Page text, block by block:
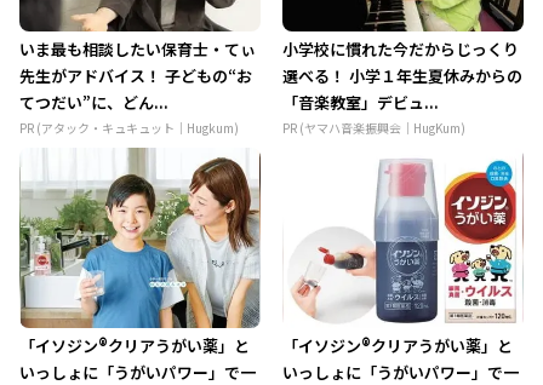
いま最も相談したい保育士・てぃ
先生がアドバイス！ 子どもの“お
てつだい”に、どん...
PR (アタック・キュキュット｜Hugkum)
小学校に慣れた今だからじっくり
選べる！ 小学１年生夏休みからの
「音楽教室」デビュ...
PR (ヤマハ音楽振興会｜HugKum)
「イソジン®クリアうがい薬」と
いっしょに「うがいパワー」で一
「イソジン®クリアうがい薬」と
いっしょに「うがいパワー」で一